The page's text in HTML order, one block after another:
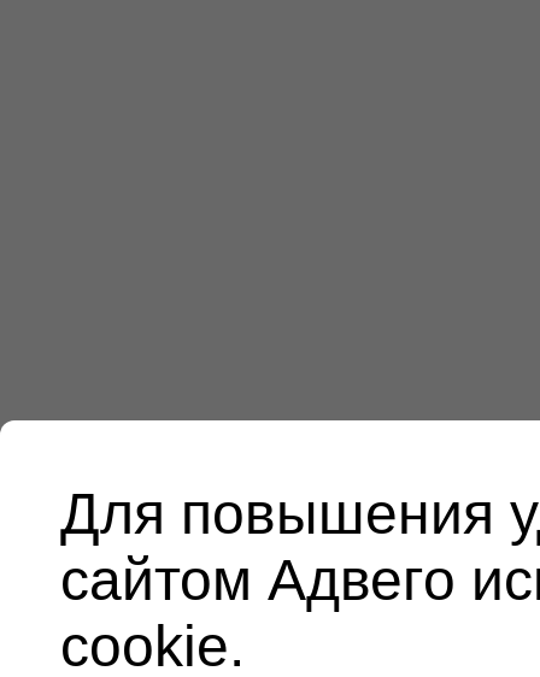
Для повышения
сайтом Адвего
cookie.